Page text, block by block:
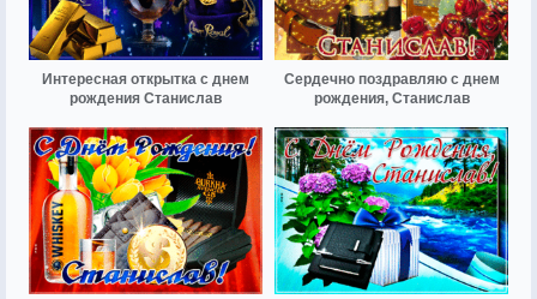
Интересная открытка с днем
рождения Станислав
Сердечно поздравляю с днем
рождения, Станислав